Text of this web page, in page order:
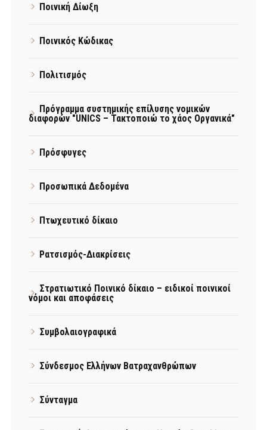
Ποινική Δίωξη
Ποινικός Κώδικας
Πολιτισμός
Πρόγραμμα συστημικής επίλυσης νομικών
διαφορών "UNICS – Τακτοποιώ το χάος Οργανικά"
Πρόσφυγες
Προσωπικά Δεδομένα
Πτωχευτικό δίκαιο
Ρατσισμός-Διακρίσεις
Στρατιωτικό Ποινικό δίκαιο – ειδικοί ποινικοί
νόμοι και αποφάσεις
Συμβολαιογραφικά
Σύνδεσμος Ελλήνων Βατραχανθρώπων
Σύνταγμα